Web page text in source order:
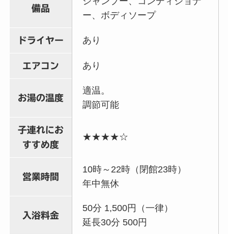
備品
ー、ボディソープ
ドライヤー あり
エアコン あり
お湯の温度
適温。
調節可能
子連れにお
すすめ度
★★★★☆
営業時間
10時～22時（閉館23時）
年中無休
入浴料金
50分 1,500円（一律）
延長30分 500円